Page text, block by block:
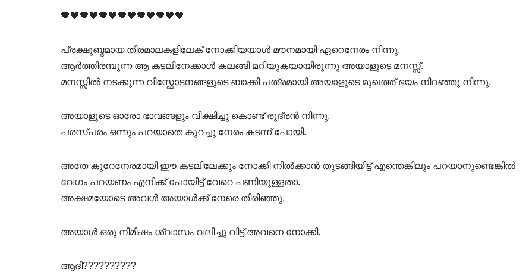
🖤🖤🖤🖤🖤🖤🖤🖤🖤🖤🖤🖤🖤
പ്രക്ഷുബ്ദമായ തിരമാലകളിലേക് നോക്കിയയാൾ മൗനമായി ഏറെനേരം നിന്നു.
ആർത്തിരമ്പുന്ന ആ കടലിനേക്കാൾ കലങ്ങി മറിയുകയായിരുന്നു അയാളുടെ മനസ്സ്.
മനസ്സിൽ നടക്കുന്ന വിസ്ഫോടനങ്ങളുടെ ബാക്കി പത്രമായി അയാളുടെ മുഖത്ത് ഭയം നിറഞ്ഞു നിന്നു.
അയാളുടെ ഓരോ ഭാവങ്ങളും വീക്ഷിച്ചു കൊണ്ട് രുദ്രൻ നിന്നു.
പരസ്പരം ഒന്നും പറയാതെ കുറച്ചു നേരം കടന്ന് പോയി.
അതേ കുറേനേരമായി ഈ കടലിലേക്കും നോക്കി നിൽക്കാൻ തുടങ്ങിയിട്ട് എന്തെങ്കിലും പറയാനുണ്ടെങ്കിൽ
വേഗം പറയണം എനിക്ക് പോയിട്ട് വേറെ പണിയുള്ളതാ.
അക്ഷമയോടെ അവൾ അയാൾക്ക് നേരെ തിരിഞ്ഞു.
അയാൾ ഒരു നിമിഷം ശ്വാസം വലിച്ചു വിട്ട് അവനെ നോക്കി.
ആദി??????????